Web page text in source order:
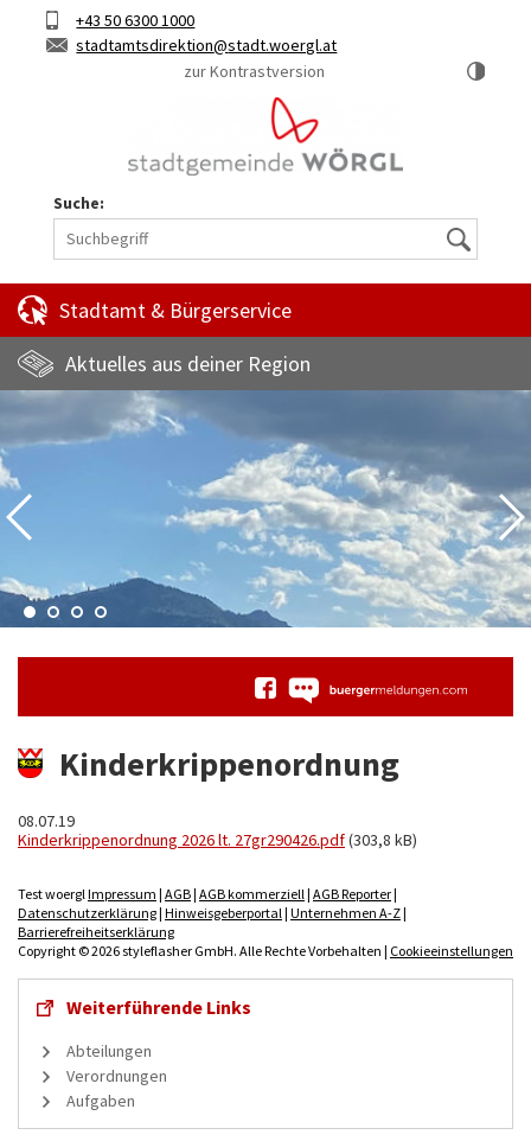
Hauptinhalt
KurztasteTelefon+43 50 6300 1000
E-
stadtamtsdirektion
stadt.woergl.at
zur Kontrastversion
Suche:
Suche
Stadtamt & Bürgerservice
Aktuelles aus deiner Region
Kinderkrippenordnung
08.07.19
Kinderkrippenordnung 2026 lt. 27gr290426.pdf(303,8 kB)
Test woergl Impressum | AGB| AGB kommerziell | AGB Reporter|
Datenschutzerklärung| Hinweisgeberportal | Unternehmen A-Z|
Barrierefreiheitserklärung
Copyright © 2026 styleflasher GmbH. Alle Rechte Vorbehalten | Cookieeinstellungen
Weiterführende Links
Abteilungen
Verordnungen
Aufgaben